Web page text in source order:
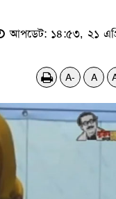
আপডেট: ১৪:৫৩, ২১
A- A